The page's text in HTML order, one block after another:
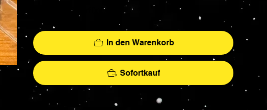
Nur noch 6 verfügbar
In den Warenkorb
Sofortkauf